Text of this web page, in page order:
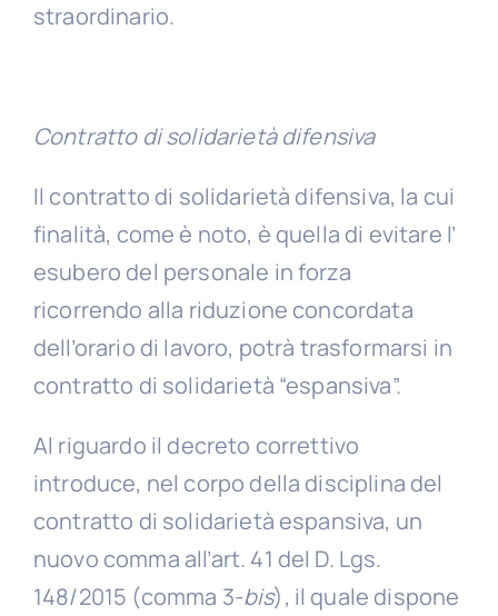
straordinario.
Contratto di solidarietà difensiva
Il contratto di solidarietà difensiva, la cui
finalità, come è noto, è quella di evitare l’
esubero del personale in forza
ricorrendo alla riduzione concordata
dell’orario di lavoro, potrà trasformarsi in
contratto di solidarietà “espansiva”.
Al riguardo il decreto correttivo
introduce, nel corpo della disciplina del
contratto di solidarietà espansiva, un
nuovo comma all’art. 41 del D. Lgs.
148/2015 (comma 3-bis), il quale dispone